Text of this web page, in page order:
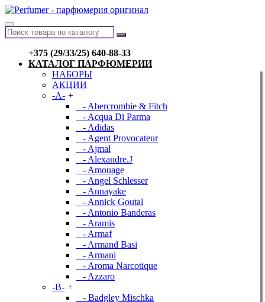
+375 (29/33/25) 640-88-33
КАТАЛОГ ПАРФЮМЕРИИ
НАБОРЫ
АКЦИИ
-A- +
- Abercrombie & Fitch
- Acqua Di Parma
- Adidas
- Agent Provocateur
- Ajmal
- Alexandre.J
- Amouage
- Angel Schlesser
- Annayake
- Annick Goutal
- Antonio Banderas
- Aramis
- Armaf
- Armand Basi
- Armani
- Aroma Narcotique
- Azzaro
-B- +
- Badgley Mischka